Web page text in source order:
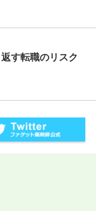
す転職のリスク